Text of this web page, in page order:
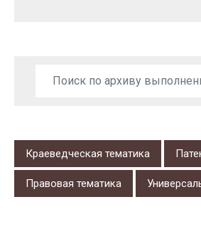
Краеведческая тематика
Правовая тематика